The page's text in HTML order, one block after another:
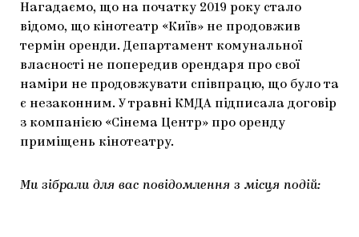
Нагадаємо, що на початку 2019 року стало
відомо, що кінотеатр «Київ» не продовжив
термін оренди. Департамент комунальної
власності не попередив орендаря про свої
наміри не продовжувати співпрацю, що було та
є незаконним. У травні КМДА підписала договір
з компанією «Сінема Центр» про оренду
приміщень кінотеатру.
Ми зібрали для вас повідомлення з місця подій: